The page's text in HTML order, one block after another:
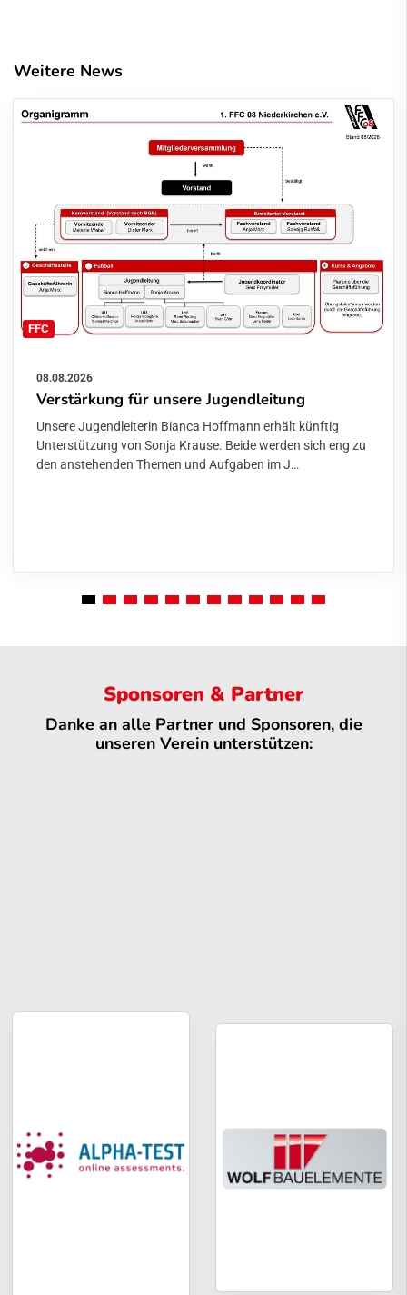
Weitere News
FFC
08.08.2026
Verstärkung für unsere Jugendleitung
Unsere Jugendleiterin Bianca Hoffmann erhält künftig
Unterstützung von Sonja Krause. Beide werden sich eng zu
den anstehenden Themen und Aufgaben im J…
Sponsoren & Partner
Danke an alle Partner und Sponsoren, die
unseren Verein unterstützen: